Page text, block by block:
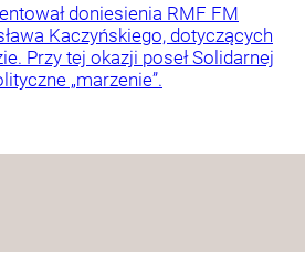
doniesienia RMF FM
Kaczyńskiego, dotyczących
Przy tej okazji poseł Solidarnej
„marzenie”.